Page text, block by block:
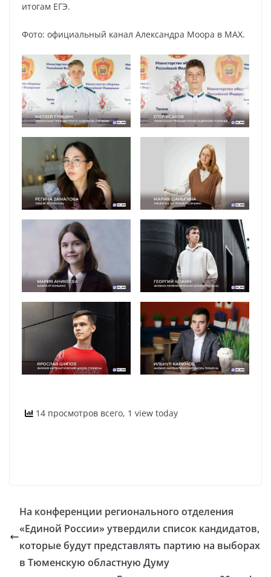
итогам ЕГЭ.
Фото: официальный канал Александра Моора в MAX.
14 просмотров всего, 1 view today
На конференции регионального отделения
«Единой России» утвердили список кандидатов,
которые будут представлять партию на выборах
в Тюменскую областную Думу